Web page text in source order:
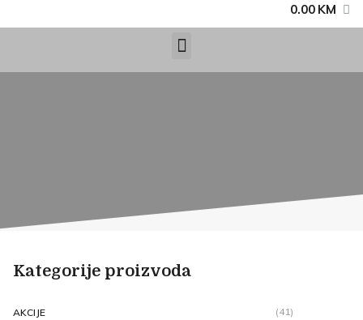
0.00 KM
Kategorije proizvoda
AKCIJE (41)